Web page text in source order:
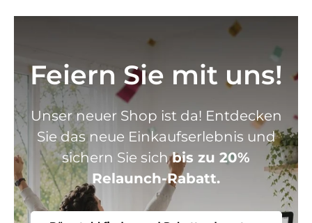
Feiern Sie mit uns!
Unser neuer Shop ist da! Entdecken
Sie das neue Einkaufserlebnis und
sichern Sie sichbis zu 20%
Relaunch-Rabatt.